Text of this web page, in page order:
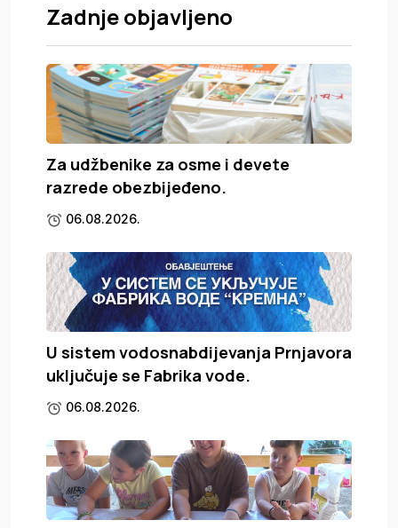
Zadnje objavljeno
Za udžbenike za osme i devete
razrede obezbijeđeno.
06.08.2026.
U sistem vodosnabdijevanja Prnjavora
uključuje se Fabrika vode.
06.08.2026.